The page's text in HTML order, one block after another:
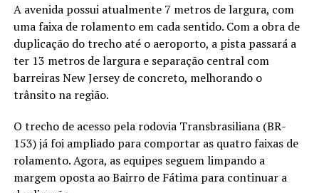
A avenida possui atualmente 7 metros de largura, com
uma faixa de rolamento em cada sentido. Com a obra de
duplicação do trecho até o aeroporto, a pista passará a
ter 13 metros de largura e separação central com
barreiras New Jersey de concreto, melhorando o
trânsito na região.
O trecho de acesso pela rodovia Transbrasiliana (BR-
153) já foi ampliado para comportar as quatro faixas de
rolamento. Agora, as equipes seguem limpando a
margem oposta ao Bairro de Fátima para continuar a